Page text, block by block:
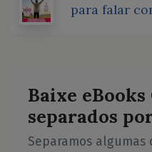
para falar
Baixe
separados
Separamos algumas